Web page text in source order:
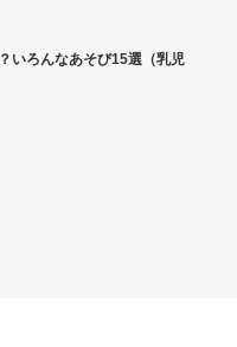
いろんなあそび15選（乳児